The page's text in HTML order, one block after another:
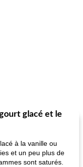
glacé et le
à la vanille ou
et un peu plus de
sont saturés.